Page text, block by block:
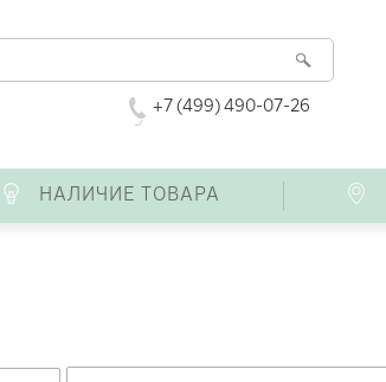
+7 (499) 490-07-26
НАЛИЧИЕ ТОВАРА